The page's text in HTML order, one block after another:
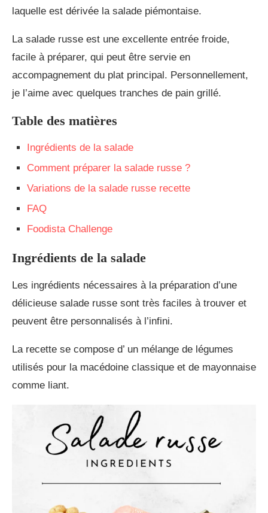
laquelle est dérivée la salade piémontaise.
La salade russe est une excellente entrée froide,
facile à préparer, qui peut être servie en
accompagnement du plat principal. Personnellement,
je l’aime avec quelques tranches de pain grillé.
Table des matières
Ingrédients de la salade
Comment préparer la salade russe ?
Variations de la salade russe recette
FAQ
Foodista Challenge
Ingrédients de la salade
Les ingrédients nécessaires à la préparation d’une
délicieuse salade russe sont très faciles à trouver et
peuvent être personnalisés à l’infini.
La recette se compose d’ un mélange de légumes
utilisés pour la macédoine classique et de mayonnaise
comme liant.